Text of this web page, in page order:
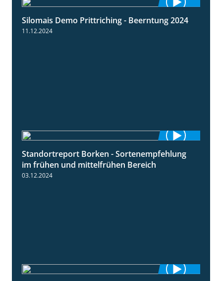
12:28
Silomais Demo Prittriching - Beerntung 2024
11.12.2024
7:53
Standortreport Borken - Sortenempfehlung
im frühen und mittelfrühen Bereich
03.12.2024